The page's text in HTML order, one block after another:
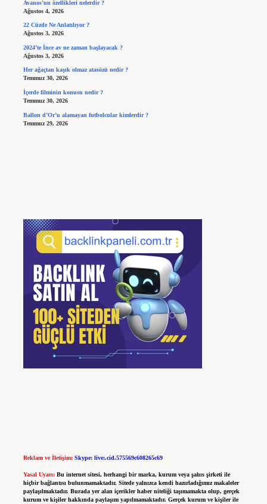
Avanos’un özellikleri nelerdir ?
Ağustos 4, 2026
22 Cüzde Ne Anlatılıyor ?
Ağustos 3, 2026
2024’te İnce av ne zaman başlayacak ?
Ağustos 3, 2026
Her ağaçtan kaşık olmaz atasözü nedir ?
Temmuz 30, 2026
İçerde filminin konusu nedir ?
Temmuz 30, 2026
Ballon d’Or’u alamayan futbolcular kimlerdir ?
Temmuz 29, 2026
Reklam ve İletişim: Skype: live:.cid.575569c608265c69
Yasal Uyarı: Bu internet sitesi, herhangi bir marka, kurum veya şahıs şirketi ile
hiçbir bağlantısı bulunmamaktadır. Sitede yalnızca kendi hazırladığımız makaleler
paylaşılmaktadır. Burada yer alan içerikler haber niteliği taşımamakta olup, gerçek
kurum ve kişiler hakkında paylaşım yapılmamaktadır. Gerçek kurum ve kişiler ile